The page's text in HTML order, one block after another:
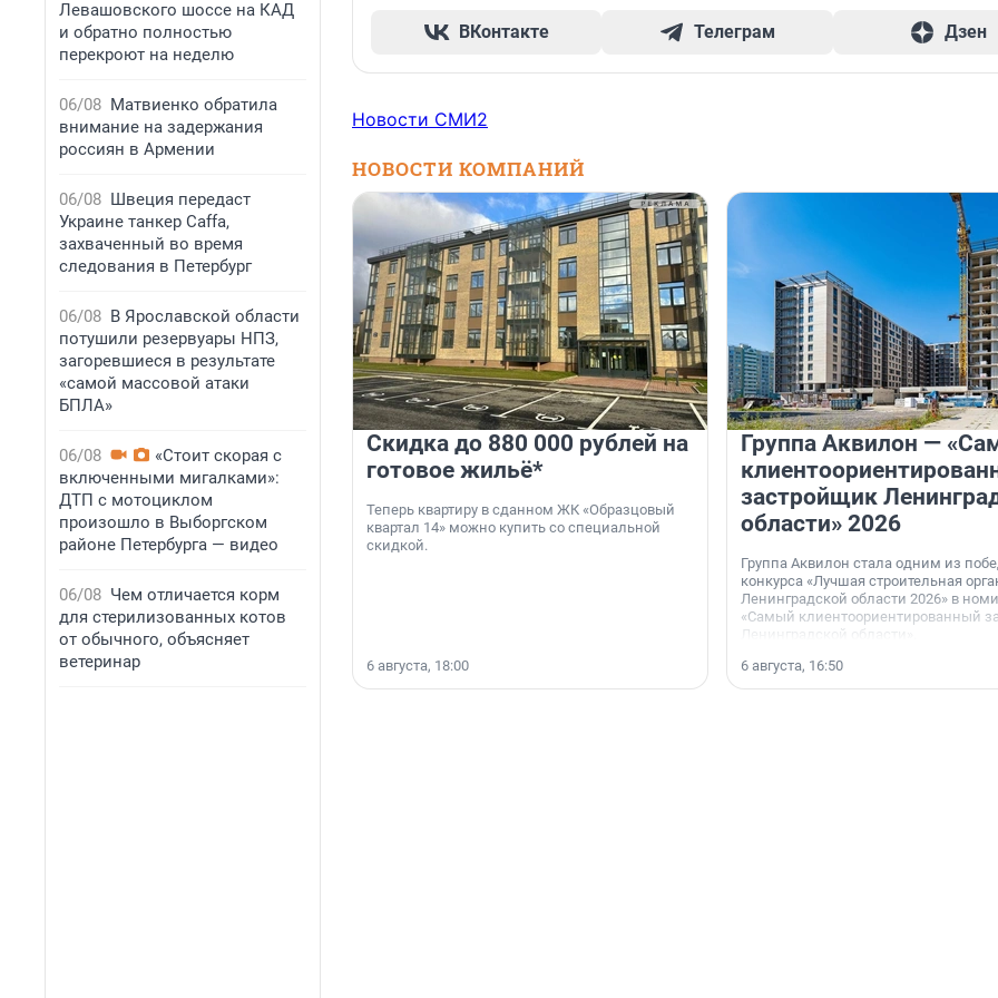
Левашовского шоссе на КАД
и обратно полностью
перекроют на неделю
06/08 Матвиенко обратила
внимание на задержания
россиян в Армении
06/08 Швеция передаст
Украине танкер Caffa,
захваченный во время
следования в Петербург
06/08 В Ярославской области
потушили резервуары НПЗ,
загоревшиеся в результате
«самой массовой атаки
БПЛА»
06/08
«Стоит скорая с
включенными мигалками»:
ДТП с мотоциклом
произошло в Выборгском
районе Петербурга — видео
06/08 Чем отличается корм
для стерилизованных котов
от обычного, объясняет
ветеринар
ВКонтакте Телеграм Дзен
Новости СМИ2
НОВОСТИ КОМПАНИЙ
Скидка до 880 000 рублей на
готовое жильё*
Теперь квартиру в сданном ЖК «Образцовый
квартал 14» можно купить со специальной
скидкой.
6 августа, 18:00
Группа Аквилон —
застройщик
области» 2026
Группа Аквилон стала одним из
конкурса «Лучшая строительная
Ленинградской области 2026» в
«Самый клиентоориентированный
Ленинградской области».
6 августа, 16:50